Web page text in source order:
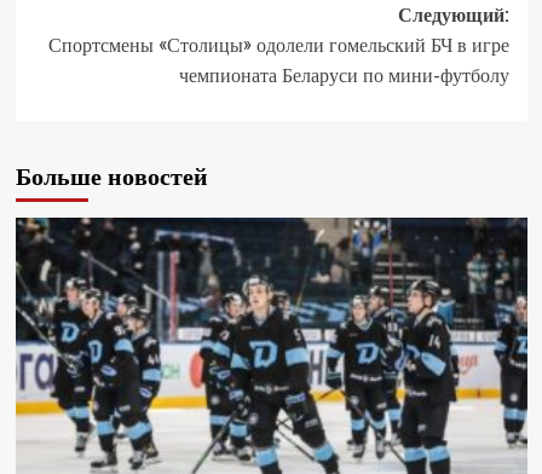
Следующий:
Спортсмены «Столицы» одолели гомельский БЧ в игре
чемпионата Беларуси по мини-футболу
Больше новостей